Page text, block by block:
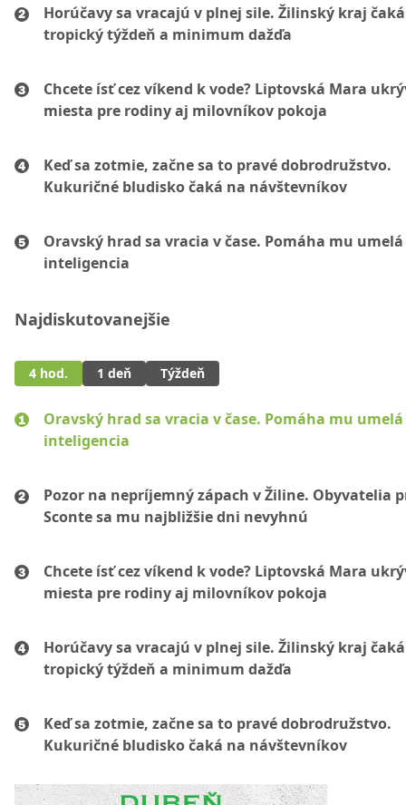
Horúčavy sa vracajú v plnej sile. Žilinský kraj čaká
tropický týždeň a minimum dažďa
Chcete ísť cez víkend k vode? Liptovská Mara
miesta pre rodiny aj milovníkov pokoja
Keď sa zotmie, začne sa to pravé dobrodružstvo.
Kukuričné bludisko čaká na návštevníkov
Oravský hrad sa vracia v čase. Pomáha mu umelá
inteligencia
Najdiskutovanejšie
4 hod. 1 deň Týždeň
Oravský hrad sa vracia v čase. Pomáha mu umelá
inteligencia
Pozor na nepríjemný zápach v Žiline. Obyvatelia
Sconte sa mu najbližšie dni nevyhnú
Chcete ísť cez víkend k vode? Liptovská Mara
miesta pre rodiny aj milovníkov pokoja
Horúčavy sa vracajú v plnej sile. Žilinský kraj čaká
tropický týždeň a minimum dažďa
Keď sa zotmie, začne sa to pravé dobrodružstvo.
Kukuričné bludisko čaká na návštevníkov